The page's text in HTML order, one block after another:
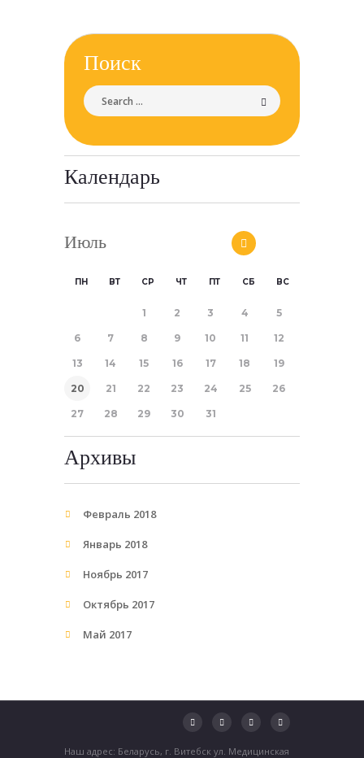
Поиск
Календарь
Июль
ПН ВТ СР ЧТ ПТ СБ ВС
1 2 3 4 5
6 7 8 9 10 11 12
13 14 15 16 17 18 19
20 21 22 23 24 25 26
27 28 29 30 31
Архивы
Февраль 2018
Январь 2018
Ноябрь 2017
Октябрь 2017
Май 2017
Наш адрес: Беларусь, г. Витебск ул. Медицинская